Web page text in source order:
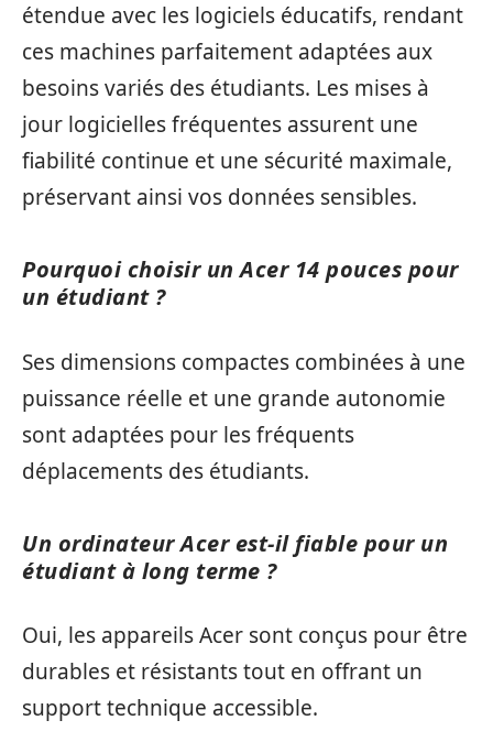
étendue avec les logiciels éducatifs, rendant
ces machines parfaitement adaptées aux
besoins variés des étudiants. Les mises à
jour logicielles fréquentes assurent une
fiabilité continue et une sécurité maximale,
préservant ainsi vos données sensibles.
Pourquoi choisir un Acer 14 pouces pour
un étudiant ?
Ses dimensions compactes combinées à une
puissance réelle et une grande autonomie
sont adaptées pour les fréquents
déplacements des étudiants.
Un ordinateur Acer est-il fiable pour un
étudiant à long terme ?
Oui, les appareils Acer sont conçus pour être
durables et résistants tout en offrant un
support technique accessible.